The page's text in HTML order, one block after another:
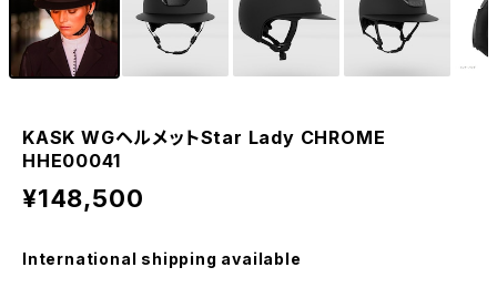
KASK WGヘルメットStar Lady CHROME
HHE00041
¥148,500
International shipping available